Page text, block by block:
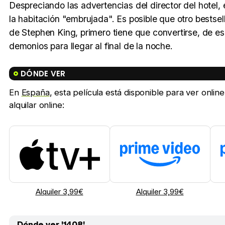
Despreciando las advertencias del director del
la habitación "embrujada". Es posible que otro
de Stephen King, primero tiene que convertirse, de
demonios para llegar al final de la noche.
DÓNDE VER
En España, esta película está disponible para ver
alquilar online:
Alquiler 3,99€ Alquiler 3,99€